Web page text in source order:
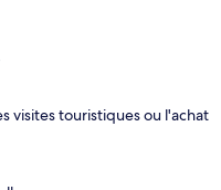
visites touristiques ou l'achat